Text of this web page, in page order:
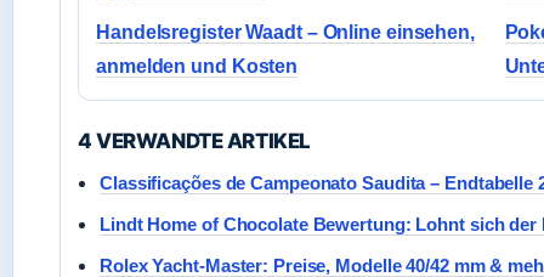
Handelsregister Waadt – Online einsehen,
anmelden und Kosten
4 VERWANDTE ARTIKEL
Classificações de Campeonato Saudita – Endtabelle
Lindt Home of Chocolate Bewertung: Lohnt sich der
Rolex Yacht-Master: Preise, Modelle 40/42 mm &